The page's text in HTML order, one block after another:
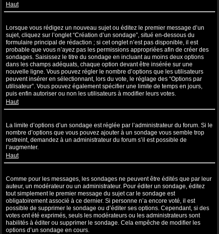
Haut
Lorsque vous rédigez un nouveau sujet ou éditez le premier message d’un
sujet, cliquez sur l’onglet “Création d’un sondage”, situé en-dessous du
formulaire principal de rédaction ; si cet onglet n’est pas disponible, il est
probable que vous n’ayez pas les permissions appropriées afin de créer des
sondages. Saisissez le titre du sondage en incluant au moins deux options
dans les champs adéquats, chaque option devant être insérée sur une
nouvelle ligne. Vous pouvez régler le nombre d’options que les utilisateurs
peuvent insérer en sélectionnant, lors du vote, le réglage des “Options par
utilisateur”. Vous pouvez également spécifier une limite de temps en jours,
puis enfin autoriser ou non les utilisateurs à modifier leurs votes.
Haut
La limite d’options d’un sondage est réglée par l’administrateur du forum. Si le
nombre d’options que vous pouvez ajouter à un sondage vous semble trop
restreint, demandez à un administrateur du forum s’il est possible de
l’augmenter.
Haut
Comme pour les messages, les sondages ne peuvent être édités que par leur
auteur, un modérateur ou un administrateur. Pour éditer un sondage, éditez
tout simplement le premier message du sujet car le sondage est
obligatoirement associé à ce dernier. Si personne n’a encore voté, il est
possible de supprimer le sondage ou d’éditer ses options. Cependant, si des
votes ont été exprimés, seuls les modérateurs ou les administrateurs sont
habilités à éditer ou supprimer le sondage. Cela empêche de modifier les
options d’un sondage en cours.